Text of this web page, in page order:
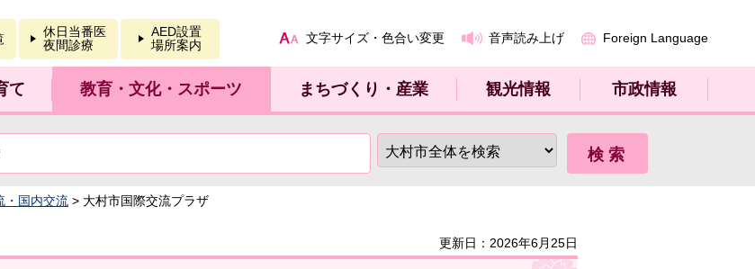
休日当番医
夜間診療
AED設置
場所案内
文字サイズ・色合い変更 音声読み上げ Foreign Language
て 教育・文化・スポーツ まちづくり・産業 観光情報 市政情報
・国内交流 > 大村市国際交流プラザ
更新日：2026年6月25日